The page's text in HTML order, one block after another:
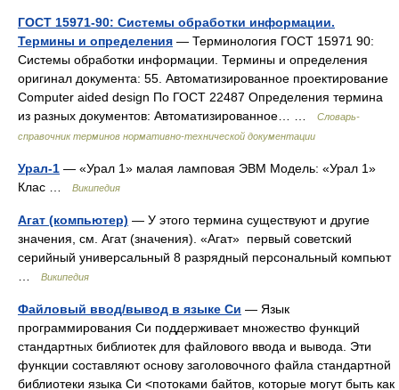
ГОСТ 15971-90: Системы обработки информации.
Термины и определения — Терминология ГОСТ 15971 90:
Системы обработки информации. Термины и определения
оригинал документа: 55. Автоматизированное проектирование
Computer aided design По ГОСТ 22487 Определения термина
из разных документов: Автоматизированное… …
Словарь-
справочник терминов нормативно-технической документации
Урал-1 — «Урал 1» малая ламповая ЭВМ Модель: «Урал 1»
Клас …
Википедия
Агат (компьютер) — У этого термина существуют и другие
значения, см. Агат (значения). «Агат» первый советский
серийный универсальный 8 разрядный персональный компьют
Википедия
Файловый ввод/вывод в языке Си — Язык
программирования Си поддерживает множество функций
стандартных библиотек для файлового ввода и вывода. Эти
функции составляют основу заголовочного файла стандартной
библиотеки языка Си <потоками байтов, которые могут быть как